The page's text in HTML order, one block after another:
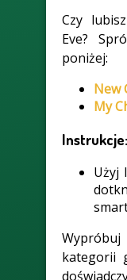
Czy
Eve?
poniżej:
New
My
Instrukcje:
Użyj
kategorii